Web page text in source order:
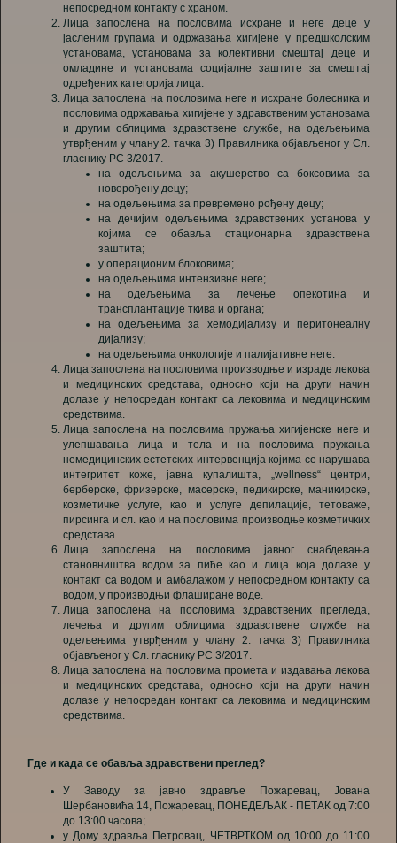
непосредном контакту с храном.
Лица запослена на пословима исхране и неге деце у
јасленим групама и одржавања хигијене у предшколским
установама, установама за колективни смештај деце и
омладине и установама социјалне заштите за смештај
одређених категорија лица.
Лица запосленa на пословима неге и исхране болесника и
пословима одржавања хигијене у здравственим установама
и другим облицима здравствене службе, на одељењима
утврђеним у члану 2. тачка 3) Правилника објављеног у Сл.
гласнику РС 3/2017.
на одељењима за акушерство са боксовима за
новорођену децу;
на одељењима за превремено рођену децу;
на дечијим одељењима здравствених установа у
којима се обавља стационарна здравствена
заштита;
у операционим блоковима;
на одељењима интензивне неге;
на одељењима за лечење опекотина и
трансплантације ткива и органа;
на одељењима за хемодијализу и перитонеалну
дијализу;
на одељењима онкологије и палијативне неге.
Лица запосленa на пословима производње и израде лекова
и медицинских средстава, односно који на други начин
долазе у непосредан контакт са лековима и медицинским
средствима.
Лица запосленa на пословима пружања хигијенске неге и
улепшавања лица и тела и на пословима пружања
немедицинских естетских интервенција којима се нарушава
интегритет коже, јавна купалишта, „wellness“ центри,
берберске, фризерске, масерске, педикирске, маникирске,
козметичке услуге, као и услуге депилације, тетоваже,
пирсинга и сл. као и на пословима производње козметичких
средстава.
Лица запосленa на пословима јавног снабдевања
становништва водом за пиће као и лица која долазе у
контакт са водом и амбалажом у непосредном контакту са
водом, у производњи флаширане воде.
Лица запосленa на пословима здравствених прегледа,
лечења и другим облицима здравствене службе на
одељењима утврђеним у члану 2. тачка 3) Правилника
објављеног у Сл. гласнику РС 3/2017.
Лица запосленa на пословима промета и издавања лекова
и медицинских средстава, односно који на други начин
долазе у непосредан контакт са лековима и медицинским
средствима.
Где и када се обавља здравствени преглед?
У Заводу за јавно здравље Пожаревац, Јована
Шербановића 14, Пожаревац, ПОНЕДЕЉАК - ПЕТАК од 7:00
до 13:00 часова;
у Дому здравља Петровац, ЧЕТВРТКОМ од 10:00 до 11:00